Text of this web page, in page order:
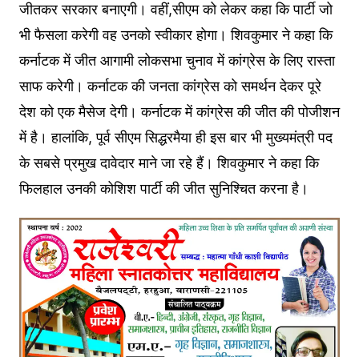
जीतकर सरकार बनाएगी। वहीं,सीएम को लेकर कहा कि पार्टी जो
भी फैसला करेगी वह उनको स्वीकार होगा। शिवकुमार ने कहा कि
कर्नाटक में जीत आगामी लोकसभा चुनाव में कांग्रेस के लिए रास्ता
साफ करेगी। कर्नाटक की जनता कांग्रेस को समर्थन देकर पूरे
देश को एक मैसेज देगी। कर्नाटक में कांग्रेस की जीत की पोजीशन
में है। हालांकि, पूर्व सीएम सिद्धरमैया ही इस बार भी मुख्यमंत्री पद
के सबसे प्रमुख दावेदार माने जा रहे हैं। शिवकुमार ने कहा कि
फिलहाल उनकी कोशिश पार्टी की जीत सुनिश्चित करना है।